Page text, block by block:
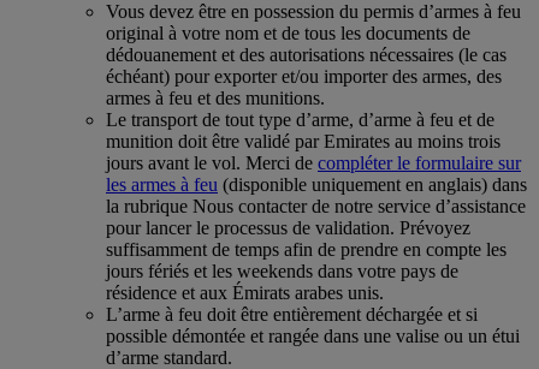
Vous devez être en possession du permis d’armes à feu
original à votre nom et de tous les documents de
dédouanement et des autorisations nécessaires (le cas
échéant) pour exporter et/ou importer des armes, des
armes à feu et des munitions.
Le transport de tout type d’arme, d’arme à feu et de
munition doit être validé par Emirates au moins trois
jours avant le vol. Merci de compléter le formulaire sur
les armes à feu (disponible uniquement en anglais) dans
la rubrique Nous contacter de notre service d’assistance
pour lancer le processus de validation. Prévoyez
suffisamment de temps afin de prendre en compte les
jours fériés et les weekends dans votre pays de
résidence et aux Émirats arabes unis.
L’arme à feu doit être entièrement déchargée et si
possible démontée et rangée dans une valise ou un étui
d’arme standard.